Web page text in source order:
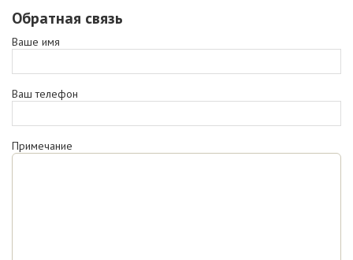
Обратная связь
Ваше имя
Ваш телефон
Примечание